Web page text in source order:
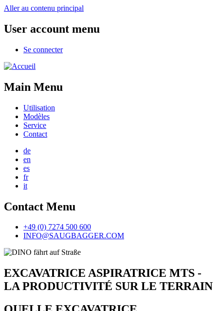
Aller au contenu principal
User account menu
Se connecter
Main Menu
Utilisation
Modèles
Service
Contact
de
en
es
fr
it
Contact Menu
+49 (0) 7274 500 600
INFO@SAUGBAGGER.COM
EXCAVATRICE ASPIRATRICE MTS -
LA PRODUCTIVITÉ SUR LE TERRAIN